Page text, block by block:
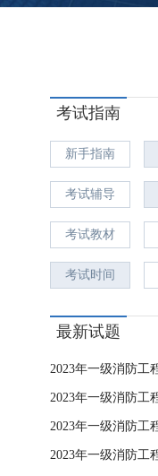
考试指南
新手指南
考试辅导
考试教材
考试时间
最新试题